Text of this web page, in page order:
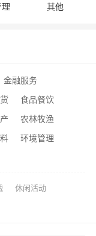
其他
金融服务
食品餐饮
农林牧渔
环境管理
休闲活动